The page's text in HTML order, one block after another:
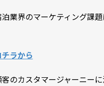
業界のマーケティング課
ラから
のカスタマージャーニー